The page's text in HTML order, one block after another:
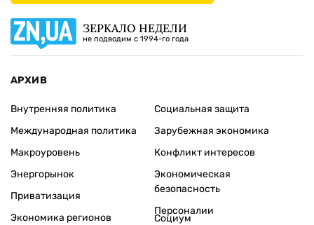
ЗЕРКАЛО НЕДЕЛИ
не подводим с 1994-го года
АРХИВ
Внутренняя политика
Международная политика
Макроуровень
Энергорынок
Приватизация
Экономика регионов
Социальная защита
Зарубежная экономика
Конфликт интересов
Экономическая
безопасность
Персоналии
Социум